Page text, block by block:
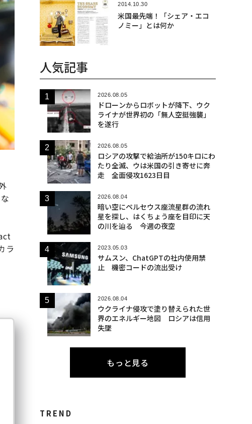
ラ
2014.10.30
米国最先端！「シェア・エコ
ノミー」とは何か
人気記事
2026.08.05
ドローンからロボットが降下、ウク
ライナが世界初の「無人空挺強襲」
を遂行
2026.08.05
ロシアの攻撃で給油所が150キロにわ
たり全滅、ウは米国の引き寄せに奔
走 全面侵攻1623日目
2026.08.04
暗い空にペルセウス座流星群の流れ
星を探し、はくちょう座を目印に天
の川を辿る 今週の夜空
2023.05.03
サムスン、ChatGPTの社内使用禁
止 機密コードの流出受け
2026.08.04
ウクライナ侵攻で塗り替えられた世
界のエネルギー地図 ロシアは信用
失墜
もっと見る
TREND